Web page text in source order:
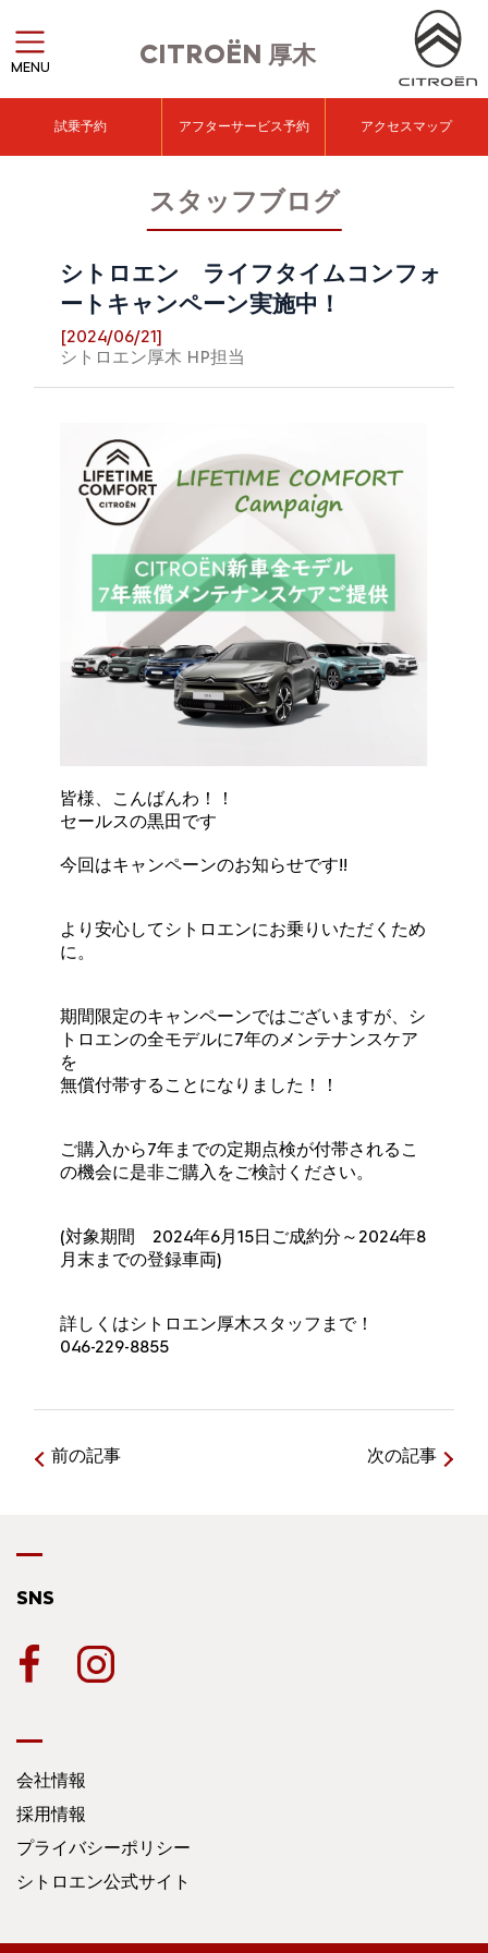
CITROËN 厚木
MENU
試乗予約 アフターサービス予約 アクセスマップ
スタッフブログ
シトロエン ライフタイムコンフォ
ートキャンペーン実施中！
[2024/06/21]
シトロエン厚木 HP担当
皆様、こんばんわ！！
セールスの黒田です
今回はキャンペーンのお知らせです!!
より安心してシトロエンにお乗りいただくため
に。
期間限定のキャンペーンではございますが、シ
トロエンの全モデルに7年のメンテナンスケア
を
無償付帯することになりました！！
ご購入から7年までの定期点検が付帯されるこ
の機会に是非ご購入をご検討ください。
(対象期間 2024年6月15日ご成約分～2024年8
月末までの登録車両)
詳しくはシトロエン厚木スタッフまで！
046-229-8855
前の記事 次の記事
SNS
会社情報
採用情報
プライバシーポリシー
シトロエン公式サイト